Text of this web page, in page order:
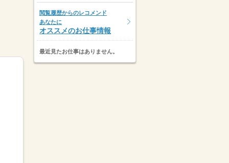
閲覧履歴からのレコメンド
あなたに
オススメのお仕事情報
最近見たお仕事はありません。